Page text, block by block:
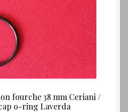
fourche 38 mm Ceriani /
o-ring Laverda